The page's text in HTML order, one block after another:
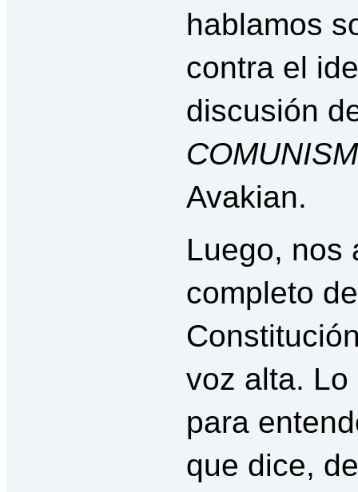
hablamos
contra el
discusión
Avakian.
Luego, nos
completo
voz alta. Lo
para
que dice,